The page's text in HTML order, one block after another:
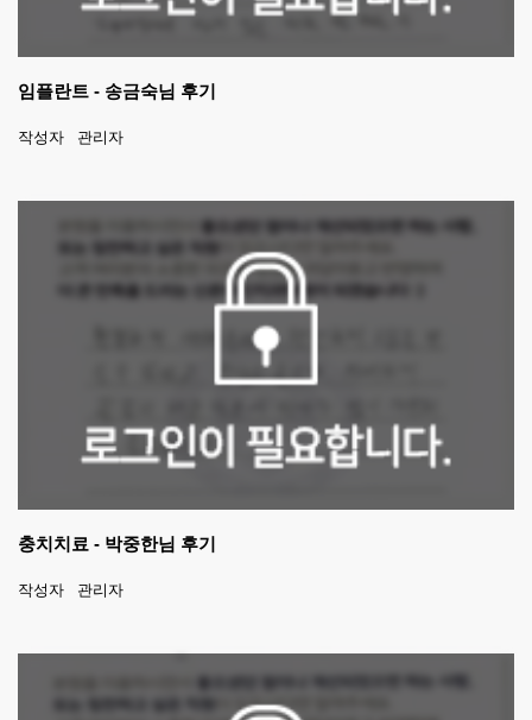
임플란트 - 송금숙님 후기
작성자 관리자
충치치료 - 박중한님 후기
작성자 관리자